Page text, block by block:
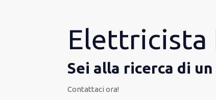
Elettricista
Sei alla ricerca di
Contattaci ora!